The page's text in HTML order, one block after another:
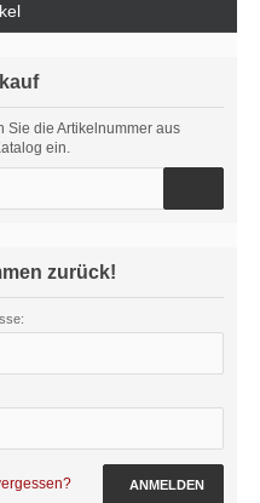
Sie die Artikelnummer aus
ein.
zurück!
ANMELDEN